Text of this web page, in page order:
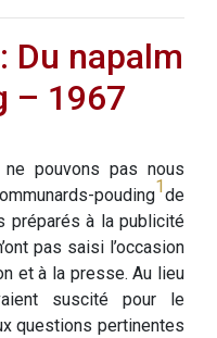
Du napalm
– 1967
pouvons pas nous
pouding1de
préparés à la publicité
pas saisi l’occasion
et à la presse. Au lieu
suscité pour le
questions pertinentes